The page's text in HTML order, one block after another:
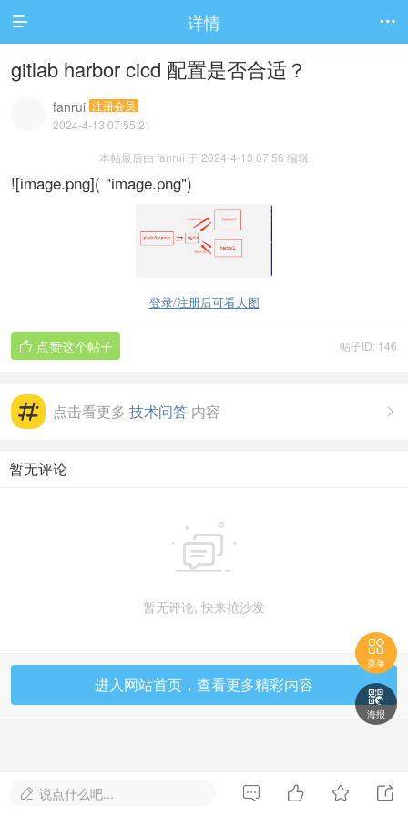
 详情 
gitlab harbor cicd 配置是否合适？
fanrui 注册会员
2024-4-13 07:55:21
本帖最后由 fanrui 于 2024-4-13 07:56 编辑
![image.png]( "image.png")
登录/注册后可看大图
帖子ID: 146
 点赞这个帖子

点击看更多 技术问答 内容
暂无评论

暂无评论, 快来抢沙发
进入网站首页，查看更多精彩内容

菜单

海报
 说点什么吧...    